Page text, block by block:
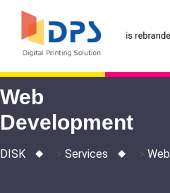
content
Web
Development
DISK Services Web